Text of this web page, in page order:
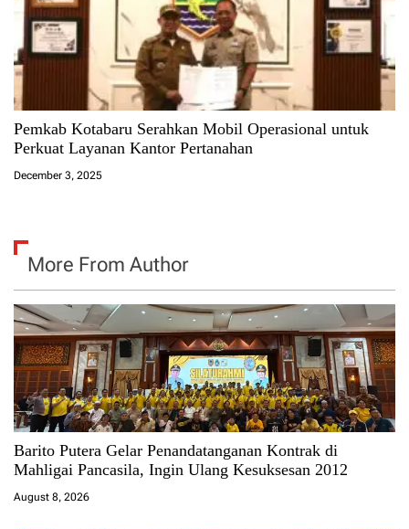
Pemkab Kotabaru Serahkan Mobil Operasional untuk
Perkuat Layanan Kantor Pertanahan
December 3, 2025
More From Author
Barito Putera Gelar Penandatanganan Kontrak di
Mahligai Pancasila, Ingin Ulang Kesuksesan 2012
August 8, 2026